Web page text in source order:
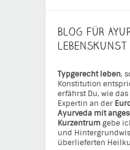
BLOG FÜR
LEBENSKUNST
Typgerecht leben,
Konstitution
erfährst Du, wie
Expertin an der
Ayurveda mit
Kurzentrumgebe
und
überlieferten